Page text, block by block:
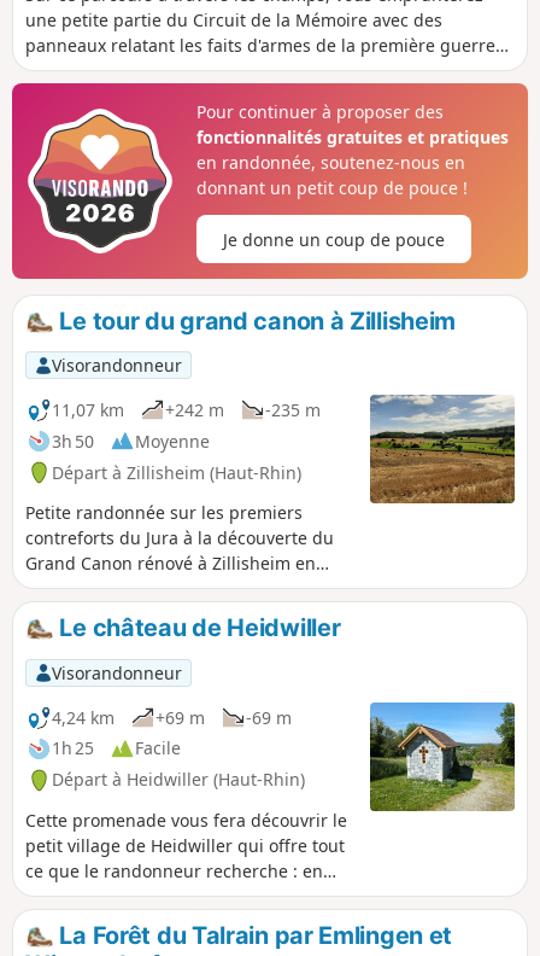
une petite partie du Circuit de la Mémoire avec des
panneaux relatant les faits d'armes de la première guerre
mondiale. Vous aurez également la possibilité de faire le
agréable en toutes saisons, de nombreux bancs jalonnent
le parcours.
Pour continuer à proposer des
fonctionnalités gratuites et pratiques
en randonnée, soutenez-nous en
donnant un petit coup de pouce !
Je donne un coup de pouce
Le tour du grand canon à Zillisheim
Visorandonneur
11,07 km
+242 m
-235 m
3h 50
Moyenne
Départ à Zillisheim (Haut-Rhin)
Petite randonnée sur les premiers
contreforts du Jura à la découverte du
Grand Canon rénové à Zillisheim en
passant par le cimetière allemand de la
guerre 14/18 et la Chapelle Saint-Brice à
Illfurth.Le château de Heidwiller
Visorandonneur
4,24 km
+69 m
-69 m
1h 25
Facile
Départ à Heidwiller (Haut-Rhin)
Cette promenade vous fera découvrir le
petit village de Heidwiller qui offre tout
ce que le randonneur recherche : en
son centre se trouve un château vieux
de presque un millénaire, au Nord se
trouve un canal paisible et, au Sud, une
La Forêt du Talrain par Emlingen et